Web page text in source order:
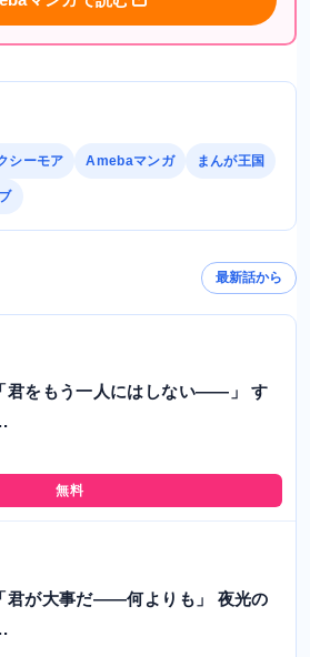
シーモア Amebaマンガ まんが王国
最新話から
君をもう一人にはしない――」 す
無料
君が大事だ――何よりも」 夜光の